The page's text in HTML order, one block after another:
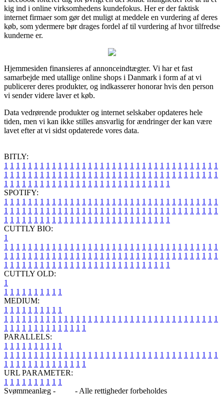
kig ind i online virksomhedens kundefokus. Her er der faktisk
internet firmaer som gør det muligt at meddele en vurdering af deres
køb, som ydermere bør drages fordel af til vurdering af hvor tilfredse
kunderne er.
Hjemmesiden finansieres af annonceindtægter. Vi har et fast
samarbejde med utallige online shops i Danmark i form af at vi
publicerer deres produkter, og indkasserer honorar hvis den person
vi sender videre laver et køb.
Data vedrørende produkter og internet selskaber opdateres hele
tiden, men vi kan ikke stilles ansvarlig for ændringer der kan være
lavet efter at vi sidst opdaterede vores data.
BITLY:
1 1 1 1 1 1 1 1 1 1 1 1 1 1 1 1 1 1 1 1 1 1 1 1 1 1 1 1 1 1 1 1 1 1 1 1
1 1 1 1 1 1 1 1 1 1 1 1 1 1 1 1 1 1 1 1 1 1 1 1 1 1 1 1 1 1 1 1 1 1 1 1
1 1 1 1 1 1 1 1 1 1 1 1 1 1 1 1 1 1 1 1 1 1 1 1 1 1 1 1
SPOTIFY:
1 1 1 1 1 1 1 1 1 1 1 1 1 1 1 1 1 1 1 1 1 1 1 1 1 1 1 1 1 1 1 1 1 1 1 1
1 1 1 1 1 1 1 1 1 1 1 1 1 1 1 1 1 1 1 1 1 1 1 1 1 1 1 1 1 1 1 1 1 1 1 1
1 1 1 1 1 1 1 1 1 1 1 1 1 1 1 1 1 1 1 1 1 1 1 1 1 1 1 1
CUTTLY BIO:
1
1 1 1 1 1 1 1 1 1 1 1 1 1 1 1 1 1 1 1 1 1 1 1 1 1 1 1 1 1 1 1 1 1 1 1 1
1 1 1 1 1 1 1 1 1 1 1 1 1 1 1 1 1 1 1 1 1 1 1 1 1 1 1 1 1 1 1 1 1 1 1 1
1 1 1 1 1 1 1 1 1 1 1 1 1 1 1 1 1 1 1 1 1 1 1 1 1 1 1 1
CUTTLY OLD:
1
1 1 1 1 1 1 1 1 1 1
MEDIUM:
1 1 1 1 1 1 1 1 1 1
1 1 1 1 1 1 1 1 1 1 1 1 1 1 1 1 1 1 1 1 1 1 1 1 1 1 1 1 1 1 1 1 1 1 1 1
1 1 1 1 1 1 1 1 1 1 1 1 1 1
PARALLELS:
1 1 1 1 1 1 1 1 1 1
1 1 1 1 1 1 1 1 1 1 1 1 1 1 1 1 1 1 1 1 1 1 1 1 1 1 1 1 1 1 1 1 1 1 1 1
1 1 1 1 1 1 1 1 1 1 1 1 1 1
URL PARAMETER:
1 1 1 1 1 1 1 1 1 1
Svømmeanlæg -
- Alle rettigheder forbeholdes